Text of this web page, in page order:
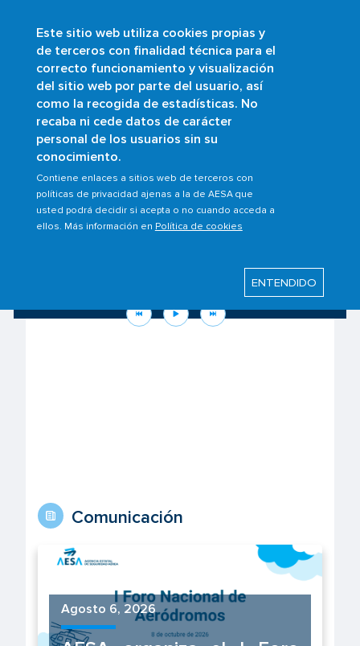
Este sitio web utiliza cookies propias y
de terceros con finalidad técnica para el
correcto funcionamiento y visualización
del sitio web por parte del usuario, así
como la recogida de estadísticas. No
recaba ni cede datos de carácter
personal de los usuarios sin su
conocimiento.
Contiene enlaces a sitios web de terceros con
políticas de privacidad ajenas a la de AESA que
usted podrá decidir si acepta o no cuando acceda a
ellos. Más información en Política de cookies
ENTENDIDO
Pasar
al
contenido
principal
Buscar
Conoce tus derechos como pasajero
Comunicación
Agosto 6, 2026